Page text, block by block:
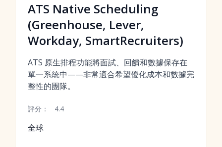
ATS Native Scheduling
(Greenhouse, Lever,
Workday, SmartRecruiters)
ATS 原生排程功能將面試、回饋和數據保存在
單一系統中——非常適合希望優化成本和數據完
整性的團隊。
評分： 4.4
全球